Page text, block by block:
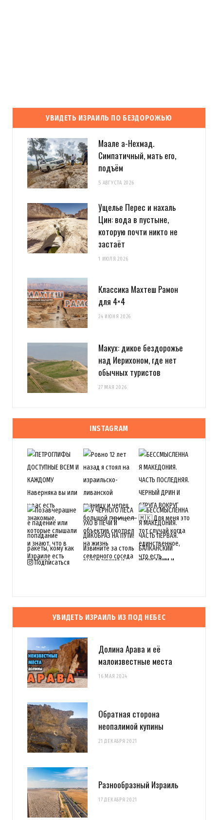
УВИДЕТЬ ИЗРАИЛЬ ПО БЕЗДОРОЖЬЮ
Маале а-Нехмад.
Симпатичный, мать его,
подъём
5 АВГУСТА 2026
Ущелье Перес и нахаль
Цин: вода в пустыне,
которую почти никто не
застаёт
1 ИЮЛЯ 2026
Классика Махтеш Рамон
для 4×4
24 ИЮНЯ 2026
Макух: дикое бездорожье
над Иерихоном, где нет
обычных туристов
27 МАЯ 2026
INSTAGRAM
Подписаться
УВИДЕТЬ ИЗРАИЛЬ ИЗ ПОД НЕБЕС
Долина Арава и её
малоизвестные места
16 МАЯ 2024
Обратная сторона
неопалимой купины
21 ДЕКАБРЯ 2021
Разнообразный Израиль
17 ДЕКАБРЯ 2021